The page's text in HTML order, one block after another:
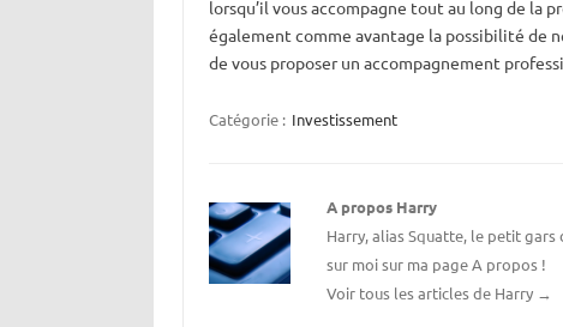
lorsqu’il vous accompagne tout au long de la
également comme avantage la possibilité de
de vous proposer un accompagnement
Catégorie : Investissement
A propos Harry
Harry, alias Squatte, le petit gars
sur moi sur ma page A propos !
Voir tous les articles de Harry →